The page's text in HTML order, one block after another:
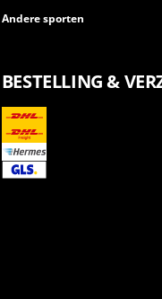
Andere sporten
BESTELLING &